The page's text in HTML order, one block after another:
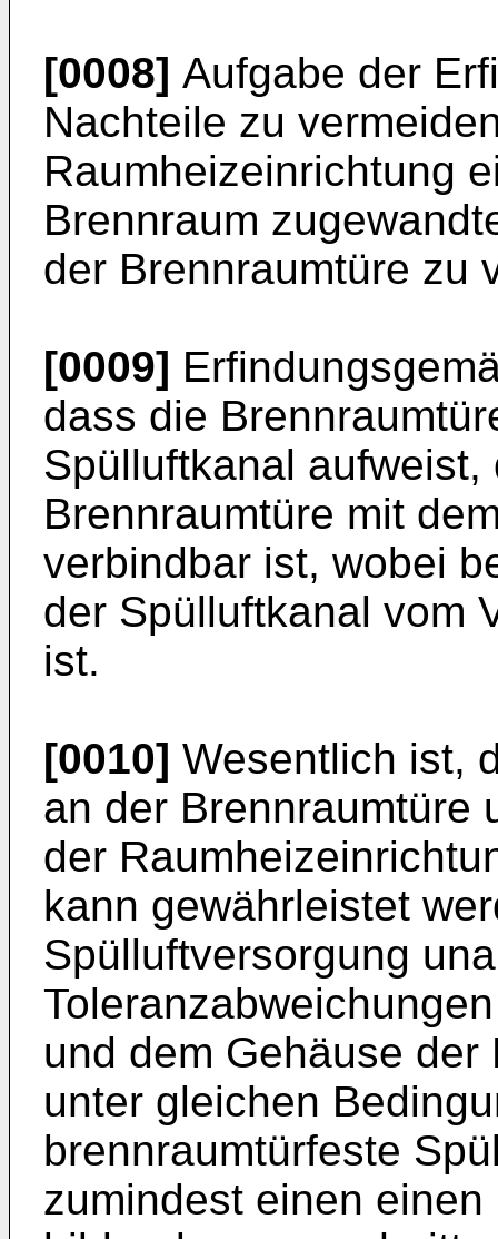
[0008] Aufgabe der
Nachteile zu
Raumheizeinrichtung
Brennraum
der Brennraumtüre zu
[0009]
dass die
Spülluftkanal
Brennraumtüre mit
verbindbar ist, wobei
der Spülluftkanal vom
ist.
[0010] Wesentlich ist,
an der Brennraumtüre
der
kann gewährleistet
Spülluftversorgung
und dem Gehäuse
unter gleichen
brennraumtürfeste
zumindest einen